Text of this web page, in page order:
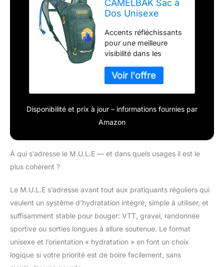
CAMELBAK Sac à
Dos Unisexe
Adulte,
Vert/montages, 3 l
Accents réfléchissants
pour une meilleure
visibilité dans les
faible luminosité
Panneau arrière en
maille respirante pour
un ajustement léger et
sécurité inclus sur la
pour les objets
Disponibilité et prix à jour – informations fournies par
Amazon
À qui s’adresse le M.U.L.E — et dans quels usages il est le
plus cohérent ?
Le M.U.L.E s’adresse avant tout aux pratiquants réguliers qui
veulent un système d’hydratation intégré, simple à utiliser, et
suffisamment stable pour bouger: VTT, gravel, randonnée
sportive ou sorties longues à allure soutenue. Le format
unisexe et l’orientation « hydratation » en font un choix
logique si votre priorité est de boire facilement, sans